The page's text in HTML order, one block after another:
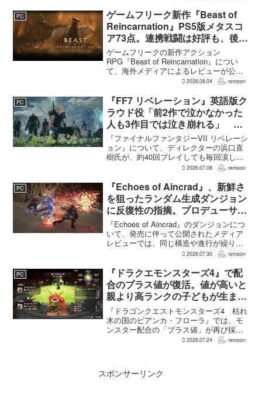
PC
ゲームフリーク新作『Beast of
Reincarnation』PS5版メタスコ
ア73点。連携戦闘は好評も、後半
の“ボス再戦続き”には不満
ゲームフリークの新作アクション
RPG『Beast of Reincarnation』につい
て、海外メディアによるレビューが公開
された。PS5版のメタスコアは73。採点
否両論で、不評に分類されたレビュ...
2026.08.04 remoon
PC
『FF7 リベレーション』英語版ク
ラウド役「前2作で泣かなかった
人も3作目では泣き崩れる」 浜
口Dも約40回泣いたクラウドの重
要場面に言及
『ファイナルファンタジーVII リベレーシ
ョン』について、ディレクターの浜口直
樹氏が、約40回プレイしても毎回涙した
というクラウドの重要な場面について語
氏も、「最初の2作で泣かなかった人も...
2026.07.08 remoon
PC
『Echoes of Aincrad』、新鮮さ
を狙ったランダム生成ダンジョン
に反復性の指摘。プロデューサー
は発売前に採用理由を説明
『Echoes of Aincrad』のダンジョンにつ
いて、発売に伴って公開されたメディア
レビューでは、同じ構造や進行が繰り返
されるとの評価が出ている。発売前の7月
は、ゲーム総合プロデューサーの二見鷹
介氏が...
2026.07.30 remoon
PC
『ドラクエモンスターズ4』で配
合のプラス値が復活。値が高いと
親より高ランクの子どもが生まれ
ることも
『ドラゴンクエストモンスターズ4 枯れ
木の国のビアンカ・フローラ』では、モ
ンスター配合の「プラス値」が再び採用
される。配合を繰り返すことで数値が増
2026.07.24 remoon
スポンサーリンク